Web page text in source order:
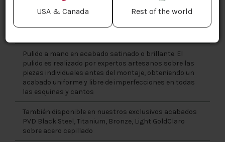
El mezclador se puede colocar libremente a la derecha
o a la izquierda, posiblemente también en el lateral del
Pulido a mano en acabado satinado o brillante. El
pulido es realizado por expertos artesanos sobre las
piezas individuales antes del montaje, obteniendo un
acabado uniforme y libre de imperfecciones en todas
las esquinas y cantos
También disponible en nuestros exclusivos acabados
PVD Black Steel, Titanium, Bronze, Light GoldClaro
sobre acero cepillado
USA & Canada Rest of the world